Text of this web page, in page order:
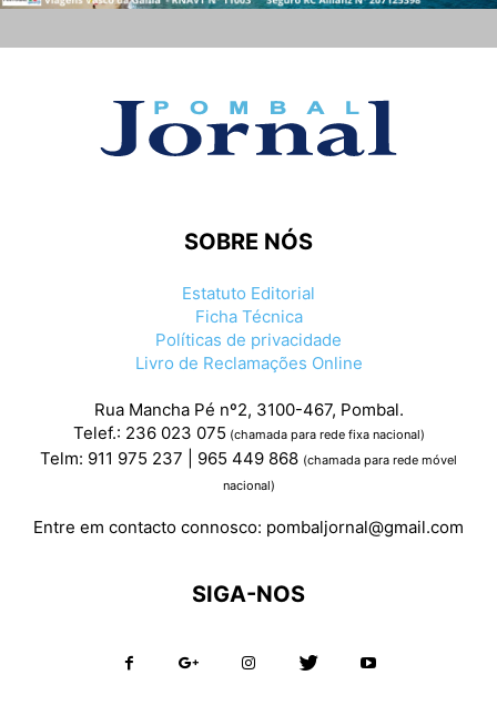
SOBRE NÓS
Estatuto Editorial
Ficha Técnica
Políticas de privacidade
Livro de Reclamações Online
Rua Mancha Pé nº2, 3100-467, Pombal.
Telef.: 236 023 075 (chamada para rede fixa nacional)
Telm: 911 975 237 | 965 449 868 (chamada para rede móvel
nacional)
Entre em contacto connosco: pombaljornal@gmail.com
SIGA-NOS